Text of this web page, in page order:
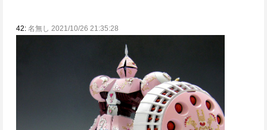
42: 名無し 2021/10/26 21:35:28